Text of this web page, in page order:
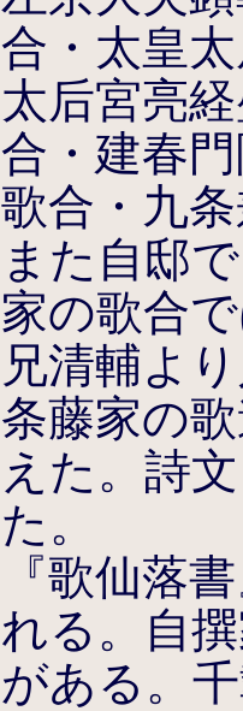
合・太皇
太后宮亮
合・建春
歌合・九
また自邸
家の歌合
兄清輔よ
条藤家の
えた。詩
た。
『歌仙落
れる。自
がある。